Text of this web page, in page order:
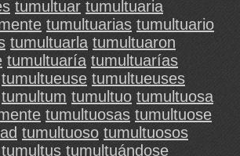
tumultuar tumultuaria
tumultuarias tumultuario
tumultuarla tumultuaron
tumultuaría tumultuarías
tumultueuse tumultueuses
tumultum tumultuo tumultuosa
tumultuosas tumultuose
tumultuoso tumultuosos
tumultus tumultuándose